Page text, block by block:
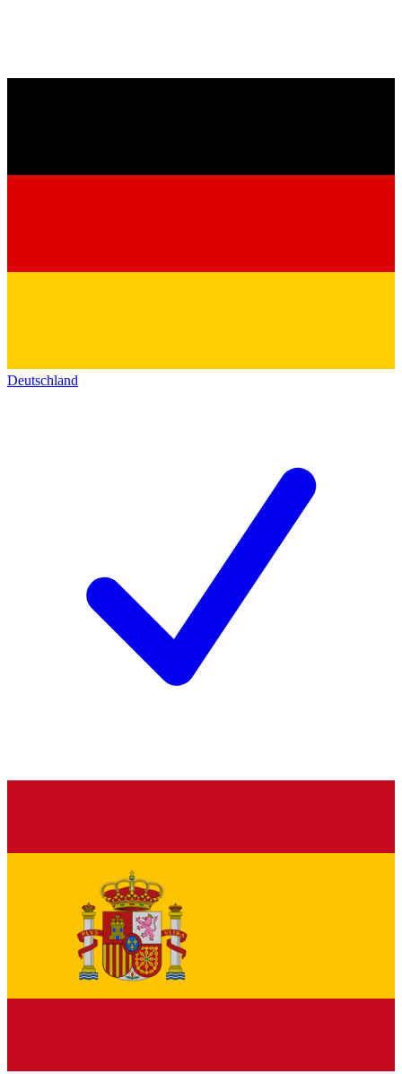
Deutschland